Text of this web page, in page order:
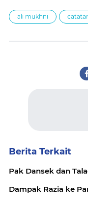
ali mukhni
Berita Terkait
Pak Dansek dan
Dampak Razia ke